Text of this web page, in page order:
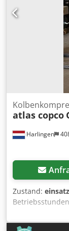
Harlingen
atlas copco
Zustand:
(101,97 PS),